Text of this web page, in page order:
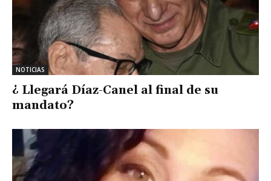
NOTICIAS
¿ Llegará Díaz-Canel al final de su
mandato?